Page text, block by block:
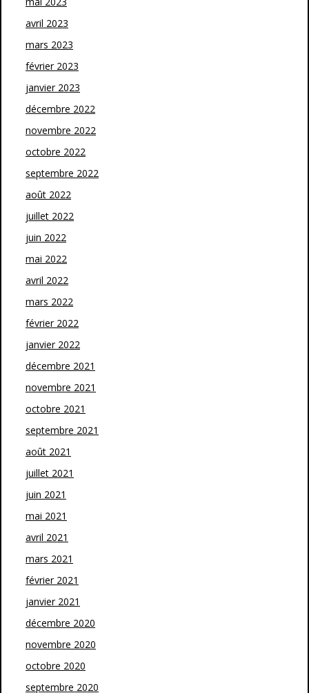
avril 2023
mars 2023
février 2023
janvier 2023
décembre 2022
novembre 2022
octobre 2022
septembre 2022
août 2022
juillet 2022
juin 2022
mai 2022
avril 2022
mars 2022
février 2022
janvier 2022
décembre 2021
novembre 2021
octobre 2021
septembre 2021
août 2021
juillet 2021
juin 2021
mai 2021
avril 2021
mars 2021
février 2021
janvier 2021
décembre 2020
novembre 2020
octobre 2020
septembre 2020